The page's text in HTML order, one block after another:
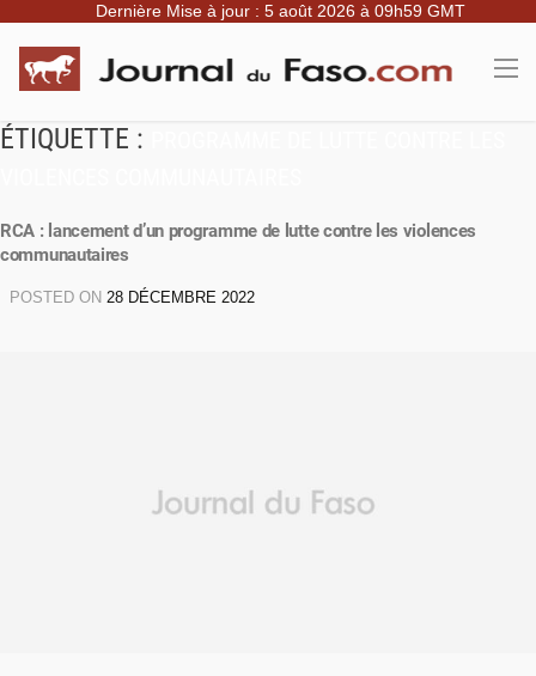
Dernière Mise à jour : 5 août 2026 à 09h59 GMT
ÉTIQUETTE :
RCA : lancement d’un programme de lutte contre les violences
communautaires
POSTED ON 28 DÉCEMBRE 2022